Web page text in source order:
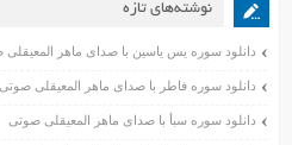
نوشته‌های تازه
دانلود سوره یس یاسین با صدای ماهر
دانلود سوره فاطر با صدای ماهر المعیقلی صوتی
دانلود سوره سبأ با صدای ماهر المعیقلی صوتی